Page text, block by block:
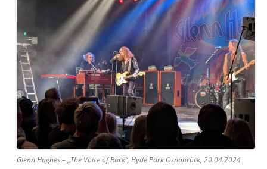
Glenn Hughes – „The Voice of Rock“, Hyde Park Osnabrück, 20.04.2024